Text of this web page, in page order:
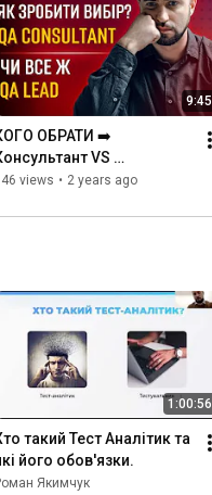
9:45
ОБРАТИ ➡️
VS
ПЗ❓Де
для
views • 2 years ago
1:00:56
такий Тест Аналітик та
його обов'язки.
Якимчук